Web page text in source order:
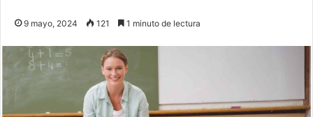
9 mayo, 2024 121 1 minuto de lectura